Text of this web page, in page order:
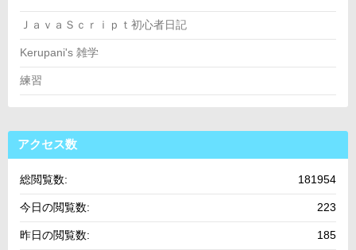
ＪａｖａＳｃｒｉｐｔ初心者日記
Kerupani's 雑学
練習
アクセス数
181954
総閲覧数:
223
今日の閲覧数:
185
昨日の閲覧数: